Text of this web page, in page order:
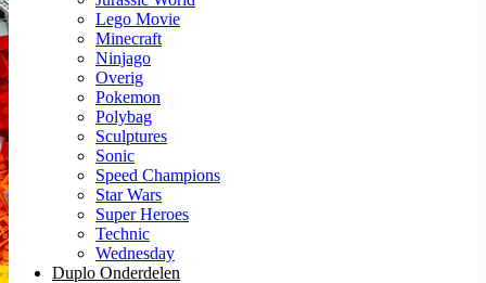
Lego Movie
Minecraft
Ninjago
Overig
Pokemon
Polybag
Sculptures
Sonic
Speed Champions
Star Wars
Super Heroes
Technic
Wednesday
Duplo Onderdelen